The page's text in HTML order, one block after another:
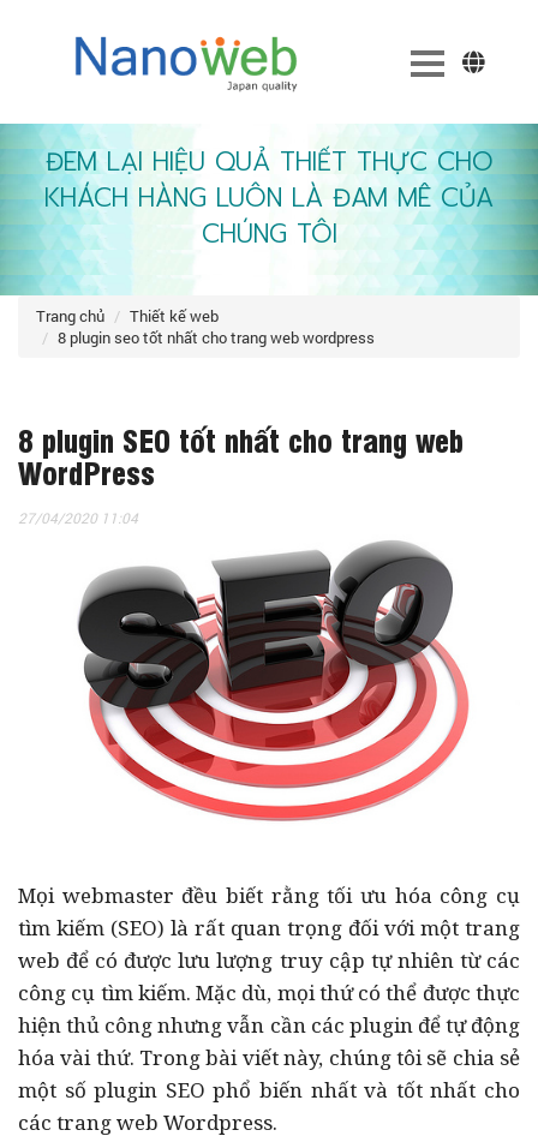
ĐEM LẠI HIỆU QUẢ THIẾT THỰC CHO
KHÁCH HÀNG LUÔN LÀ ĐAM MÊ CỦA
CHÚNG TÔI
trang chủ
thiết kế web
8 plugin seo tốt nhất cho trang web wordpress
8 plugin SEO tốt nhất cho trang web
WordPress
27/04/2020 11:04
Mọi webmaster đều biết rằng tối ưu hóa công cụ
tìm kiếm (SEO) là rất quan trọng đối với một trang
web để có được lưu lượng truy cập tự nhiên từ các
công cụ tìm kiếm. Mặc dù, mọi thứ có thể được thực
hiện thủ công nhưng vẫn cần các plugin để tự động
hóa vài thứ. Trong bài viết này, chúng tôi sẽ chia sẻ
một số plugin SEO phổ biến nhất và tốt nhất cho
các trang web Wordpress.